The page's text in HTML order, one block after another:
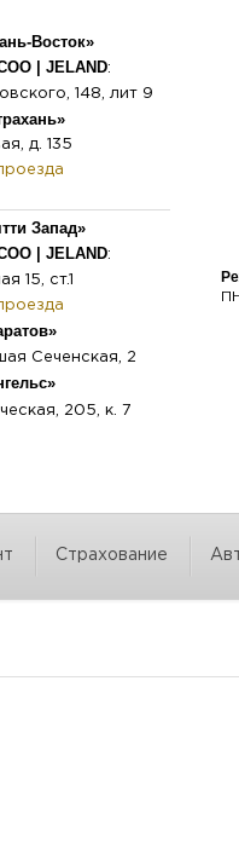
Восток»
| JELAND:
148, лит 9
д. 135
Запад»
JELAND:
15, ст.1
Сеченская, 2
205, к. 7
Страхование